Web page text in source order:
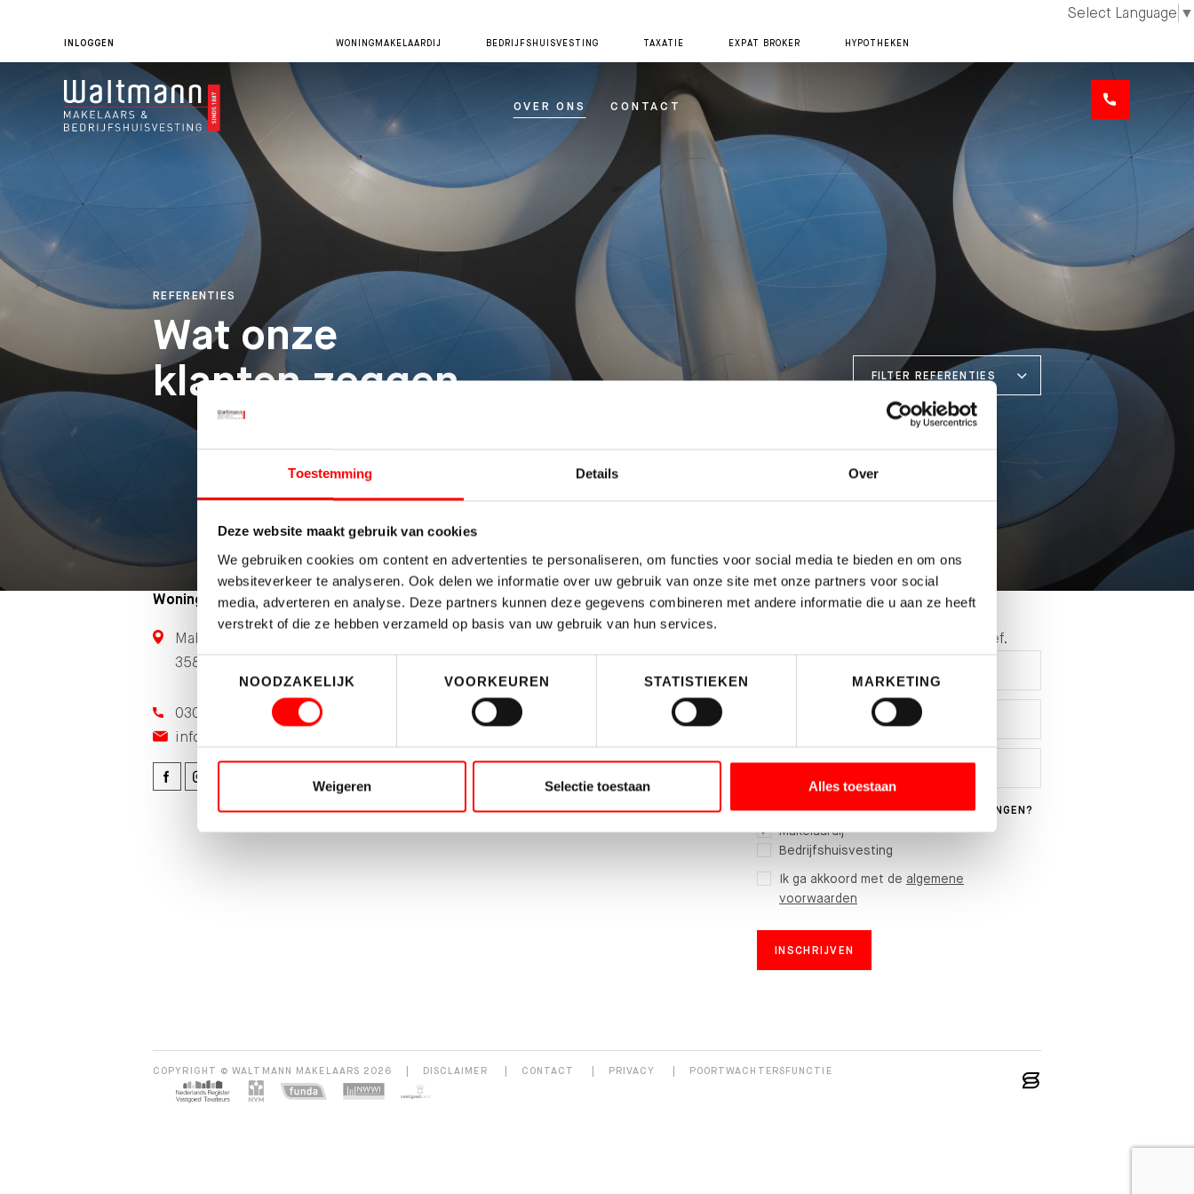
Toestemming Details Over
Deze website maakt gebruik van cookies
We gebruiken cookies om content en advertenties te personaliseren, om functies voor social media te bieden en om ons
websiteverkeer te analyseren. Ook delen we informatie over uw gebruik van onze site met onze partners voor social
media, adverteren en analyse. Deze partners kunnen deze gegevens combineren met andere informatie die u aan ze heeft
verstrekt of die ze hebben verzameld op basis van uw gebruik van hun services.
Toestemmingsselectie
NOODZAKELIJK
VOORKEUREN STATISTIEKEN MARKETING
Weigeren Selectie toestaan Alles toestaan
Select Language ▼
INLOGGEN WONINGMAKELAARDIJ BEDRIJFSHUISVESTING TAXATIE EXPAT BROKER HYPOTHEKEN
OVER ONS CONTACT
REFERENTIES
Wat onze
klanten zeggen
FILTER REFERENTIES
Woningmakelaardij
Maliebaan 71
3581 CG Utrecht
030-231 30 35
info@waltmann.nl
Afdelingen
Taxatie
Expat broker
Blijf op de hoogte
Schrijf je hier in voor de nieuwsbrief.
WELKE NIEUWSBRIEF WENST U TE ONTVANGEN?
Makelaardij
Bedrijfshuisvesting
Ik ga akkoord met de algemene
voorwaarden
INSCHRIJVEN
COPYRIGHT © WALTMANN MAKELAARS 2026 DISCLAIMER CONTACT PRIVACY POORTWACHTERSFUNCTIE